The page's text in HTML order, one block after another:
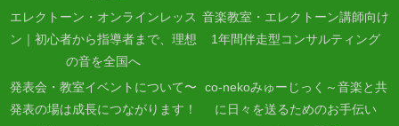
エレクトーン・オンラインレッス
ン｜初心者から指導者まで、理想
の音を全国へ
音楽教室・エレクトーン講師向け
1年間伴走型コンサルティング
発表会・教室イベントについて〜
発表の場は成長につながります！
co-nekoみゅーじっく～音楽と共
に日々を送るためのお手伝い